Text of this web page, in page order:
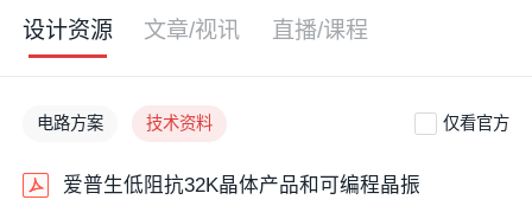
设计资源 文章/视讯 直播/课程
电路方案 技术资料 仅看官方
爱普生低阻抗32K晶体产品和可编程晶振